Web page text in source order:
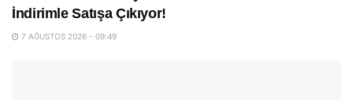
İndirimle Satışa Çıkıyor!
7 AĞUSTOS 2026 - 09:49